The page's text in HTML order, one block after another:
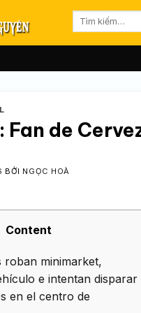
Tìm
Fan de
BỞI NGỌC HOÀ
Content
roban minimarket,
e intentan disparar
en el centro de